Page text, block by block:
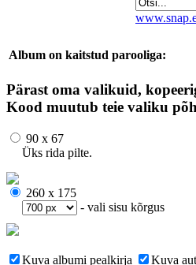
Album on kaitstud parooliga:
Pärast oma valikuid,
Kood muutub teie valiku
90 x 67
Üks rida pilte.
260 x 175
- vali sisu kõrgus
Kuva albumi pealkirja Kuva